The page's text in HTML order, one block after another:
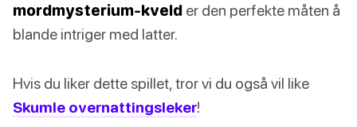
mordmysterium-kveld er den perfekte måten å
blande intriger med latter.
Hvis du liker dette spillet, tror vi du også vil like
Skumle overnattingsleker!